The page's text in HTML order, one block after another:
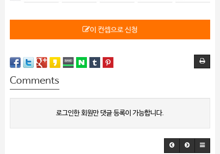
이 컨셉으로 신청
Comments
로그인한 회원만 댓글 등록이 가능합니다.